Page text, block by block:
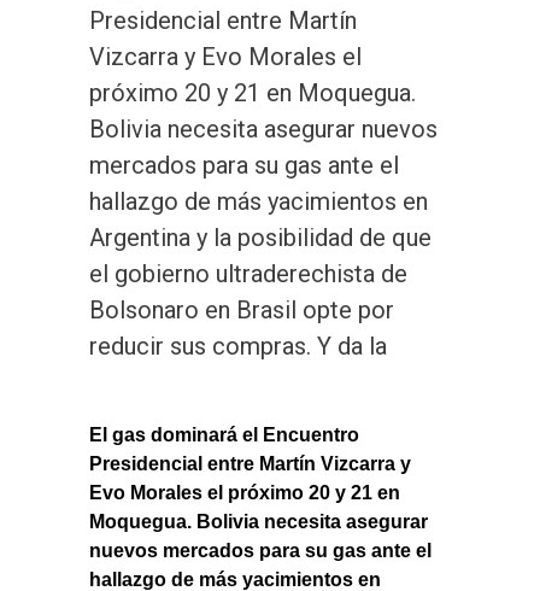
Presidencial entre Martín
Vizcarra y Evo Morales el
próximo 20 y 21 en Moquegua.
Bolivia necesita asegurar nuevos
mercados para su gas ante el
hallazgo de más yacimientos en
Argentina y la posibilidad de que
el gobierno ultraderechista de
Bolsonaro en Brasil opte por
reducir sus compras. Y da la
El gas dominará el Encuentro
Presidencial entre Martín Vizcarra y
Evo Morales el próximo 20 y 21 en
Moquegua. Bolivia necesita asegurar
nuevos mercados para su gas ante el
hallazgo de más yacimientos en